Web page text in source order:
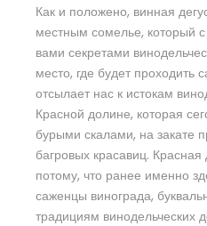
Как и положено, винная
местным сомелье, который
вами секретами
место, где будет проходить
отсылает нас к истокам
Красной долине, которая
бурыми скалами, на закате
багровых красавиц.
потому, что ранее именно
саженцы винограда,
традициям винодельческих